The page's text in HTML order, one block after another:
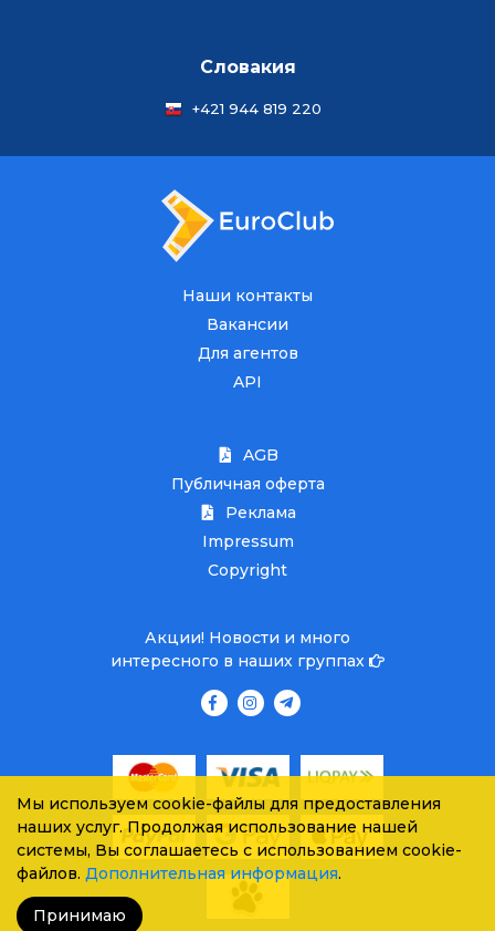
Словакия
+421 944 819 220
Наши контакты
Вакансии
Для агентов
API
AGB
Публичная оферта
Реклама
Impressum
Copyright
Акции! Новости и много
интересного в наших группах
Мы используем cookie-файлы для предоставления
наших услуг. Продолжая использование нашей
системы, Вы соглашаетесь с использованием cookie-
файлов. Дополнительная информация.
Принимаю